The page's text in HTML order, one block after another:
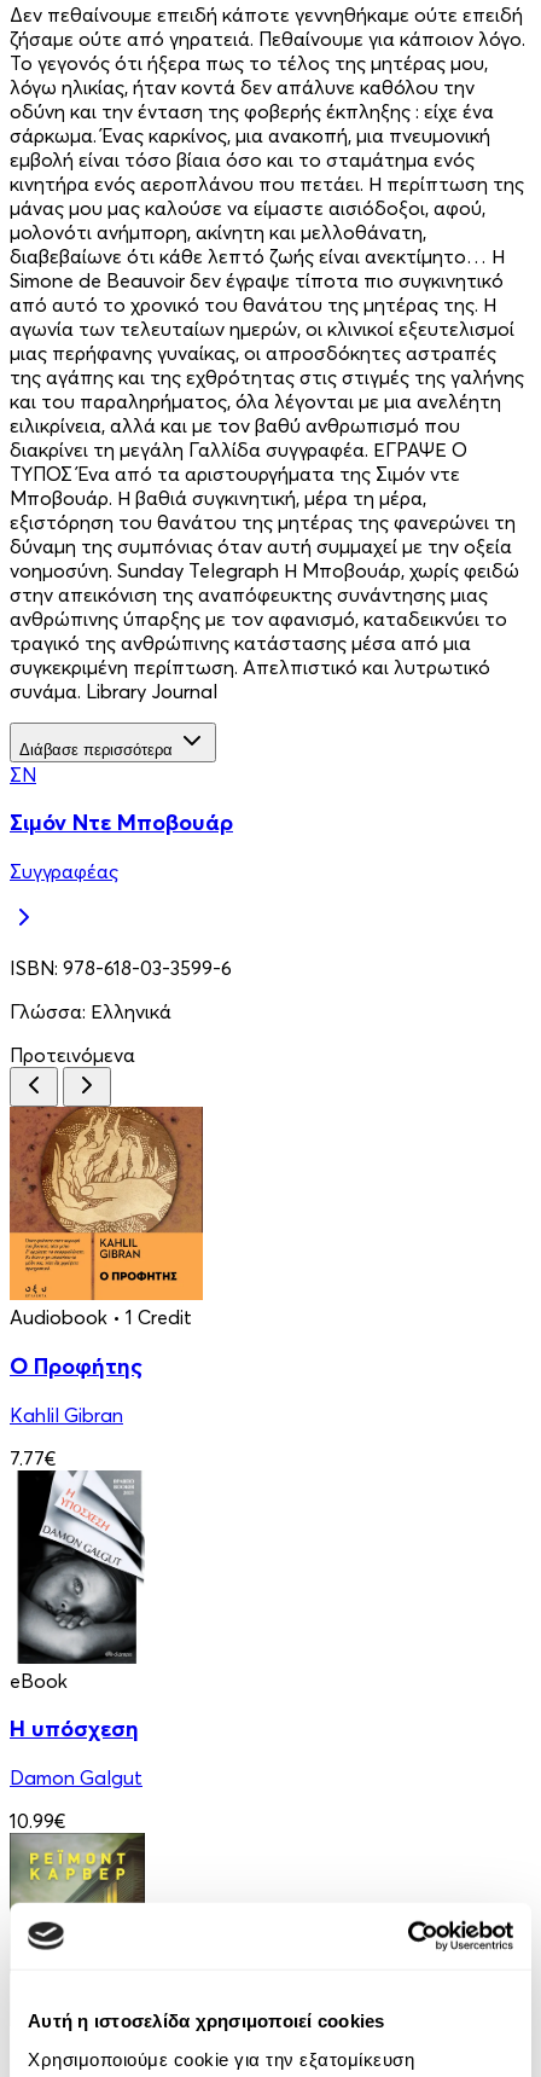
Αυτή η ιστοσελίδα χρησιμοποιεί cookies
Χρησιμοποιούμε cookie για την εξατομίκευση
Δεν πεθαίνουμε επειδή κάποτε γεννηθήκαμε ούτε επειδή
ζήσαμε ούτε από γηρατειά. Πεθαίνουμε για κάποιον λόγο.
Το γεγονός ότι ήξερα πως το τέλος της μητέρας μου,
λόγω ηλικίας, ήταν κοντά δεν απάλυνε καθόλου την
οδύνη και την ένταση της φοβερής έκπληξης : είχε ένα
σάρκωμα. Ένας καρκίνος, μια ανακοπή, μια πνευμονική
εμβολή είναι τόσο βίαια όσο και το σταμάτημα ενός
κινητήρα ενός αεροπλάνου που πετάει. Η περίπτωση της
μάνας μου μας καλούσε να είμαστε αισιόδοξοι, αφού,
μολονότι ανήμπορη, ακίνητη και μελλοθάνατη,
διαβεβαίωνε ότι κάθε λεπτό ζωής είναι ανεκτίμητο… Η
Simone de Beauvoir δεν έγραψε τίποτα πιο συγκινητικό
από αυτό το χρονικό του θανάτου της μητέρας της. Η
αγωνία των τελευταίων ημερών, οι κλινικοί εξευτελισμοί
μιας περήφανης γυναίκας, οι απροσδόκητες αστραπές
της αγάπης και της εχθρότητας στις στιγμές της γαλήνης
και του παραληρήματος, όλα λέγονται με μια ανελέητη
ειλικρίνεια, αλλά και με τον βαθύ ανθρωπισμό που
διακρίνει τη μεγάλη Γαλλίδα συγγραφέα. ΕΓΡΑΨΕ Ο
ΤΥΠΟΣ Ένα από τα αριστουργήματα της Σιμόν ντε
Μποβουάρ. Η βαθιά συγκινητική, μέρα τη μέρα,
εξιστόρηση του θανάτου της μητέρας της φανερώνει τη
δύναμη της συμπόνιας όταν αυτή συμμαχεί με την οξεία
νοημοσύνη. Sunday Telegraph Η Μποβουάρ, χωρίς φειδώ
στην απεικόνιση της αναπόφευκτης συνάντησης μιας
ανθρώπινης ύπαρξης με τον αφανισμό, καταδεικνύει το
τραγικό της ανθρώπινης κατάστασης μέσα από μια
συγκεκριμένη περίπτωση. Απελπιστικό και λυτρωτικό
συνάμα. Library Journal
Διάβασε περισσότερα
ΣΝ
Σιμόν Ντε Μποβουάρ
Συγγραφέας
ISBN: 978-618-03-3599-6
Γλώσσα: Ελληνικά
Προτεινόμενα
Audiobook • 1 Credit
Ο Προφήτης
Kahlil Gibran
7.77€
eBook
Η υπόσχεση
Damon Galgut
10.99€